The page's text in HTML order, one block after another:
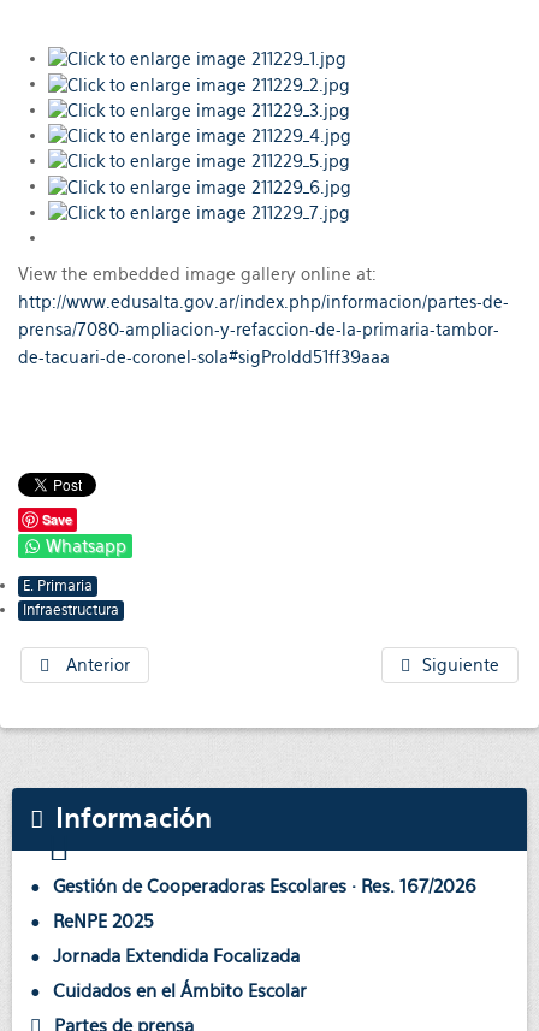
View the embedded image gallery online at:
http://www.edusalta.gov.ar/index.php/informacion/partes-de-
prensa/7080-ampliacion-y-refaccion-de-la-primaria-tambor-
de-tacuari-de-coronel-sola#sigProIdd51ff39aaa
Save
Whatsapp
E. Primaria
Infraestructura
Anterior Siguiente
Información
Gestión de Cooperadoras Escolares · Res. 167/2026
ReNPE 2025
Jornada Extendida Focalizada
Cuidados en el Ámbito Escolar
Partes de prensa